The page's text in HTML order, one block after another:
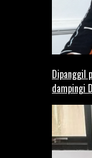
Dipanggil
dampingi